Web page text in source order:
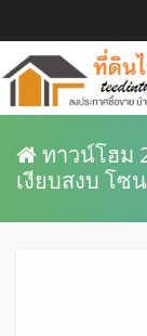
ทาวน์โฮม
เงียบสงบ โซ